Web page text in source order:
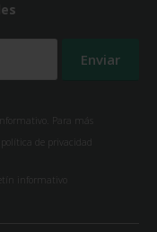
Para más
política de privacidad
informativo